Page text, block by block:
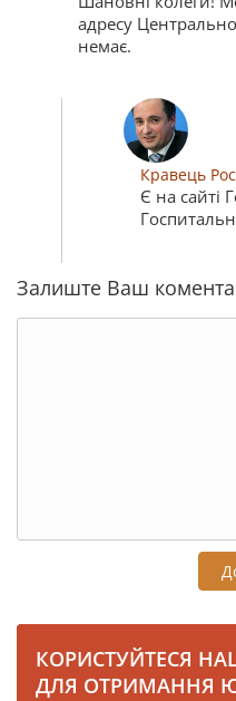
адресу
немає.
Кравець
Є на сайті
Залиште Ваш
КОРИСТУЙТЕСЯ
ДЛЯ ОТРИМАННЯ